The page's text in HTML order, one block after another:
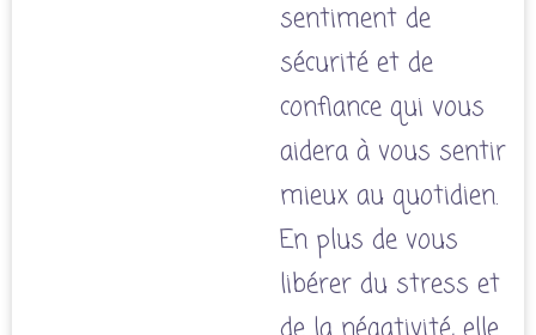
sentiment de
sécurité et de
confiance qui vous
aidera à vous sentir
mieux au quotidien.
En plus de vous
libérer du stress et